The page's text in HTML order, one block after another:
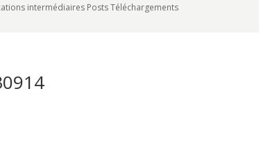
intermédiaires Posts Téléchargements